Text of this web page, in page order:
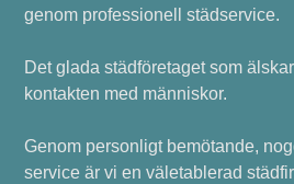
genom professionell städservice.
Det glada städföretaget som
kontakten med människor.
Genom personligt bemötande,
service är vi en väletablerad